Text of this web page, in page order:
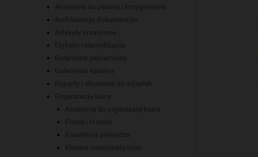
Akcesoria do pisania i korygowania
Archiwizacja dokumentów
Artykuły kreatywne
Etykiety i identyfikacja
Galanteria papiernicza
Galanteria szkolna
Koperty i akcesoria do wysyłek
Organizacja biura
Akcesoria do organizacji biura
Fotele i krzesła
Kasetki na pieniądze
Klasery numizmatyczne